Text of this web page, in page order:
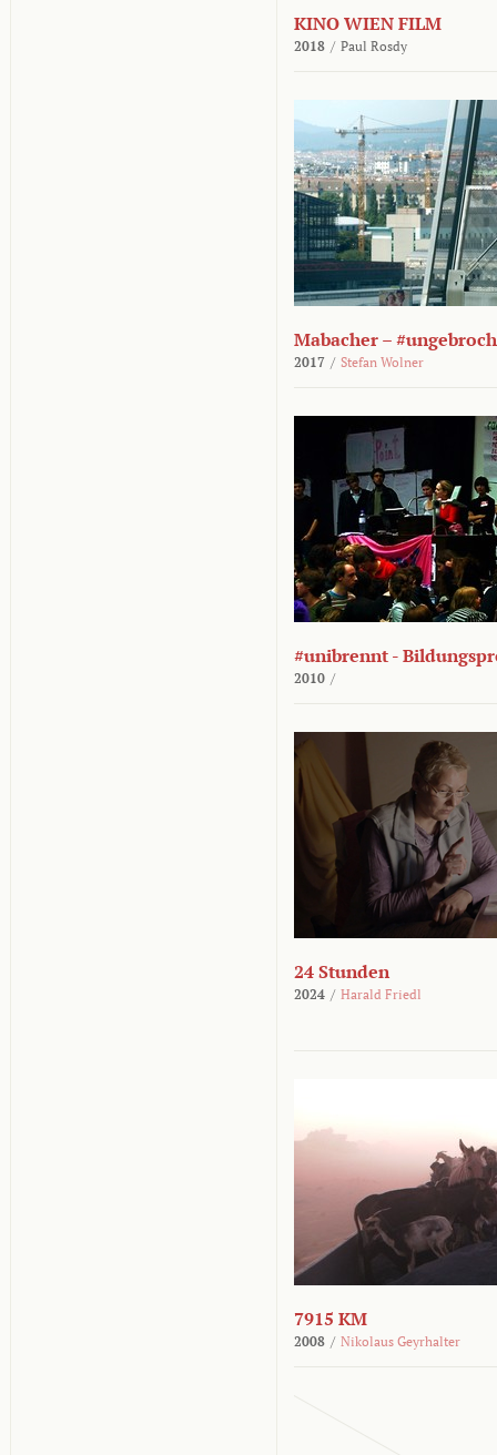
KINO WIEN FILM
2018 / Paul Rosdy
Mabacher –
2017 / Stefan Wolner
#unibrennt -
2010 /
24 Stunden
2024 / Harald Friedl
7915 KM
2008 / Nikolaus Geyrhalter